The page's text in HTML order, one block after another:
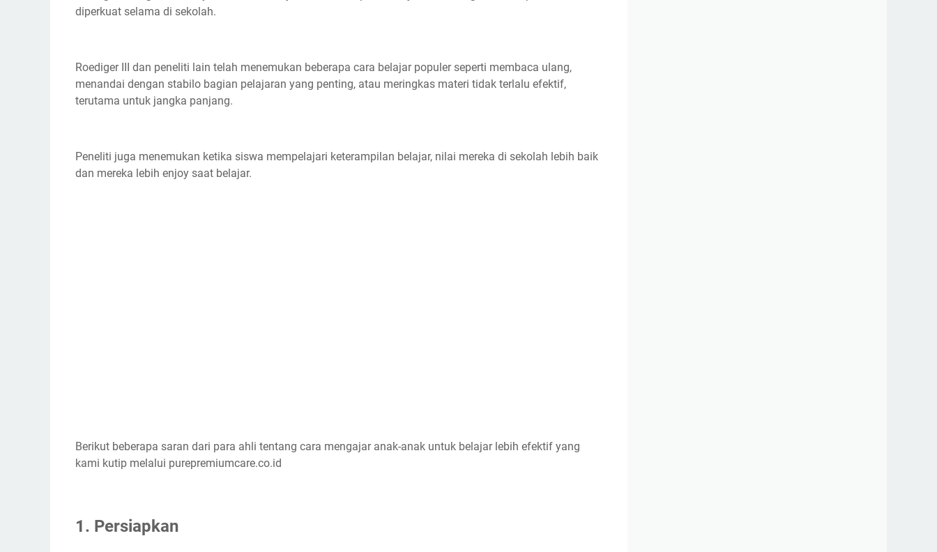
diperkuat selama di sekolah.
Roediger III dan peneliti lain telah menemukan beberapa cara belajar populer seperti membaca ulang,
menandai dengan stabilo bagian pelajaran yang penting, atau meringkas materi tidak terlalu efektif,
terutama untuk jangka panjang.
Peneliti juga menemukan ketika siswa mempelajari keterampilan belajar, nilai mereka di sekolah lebih baik
dan mereka lebih enjoy saat belajar.
Berikut beberapa saran dari para ahli tentang cara mengajar anak-anak untuk belajar lebih efektif yang
kami kutip melalui purepremiumcare.co.id
1. Persiapkan